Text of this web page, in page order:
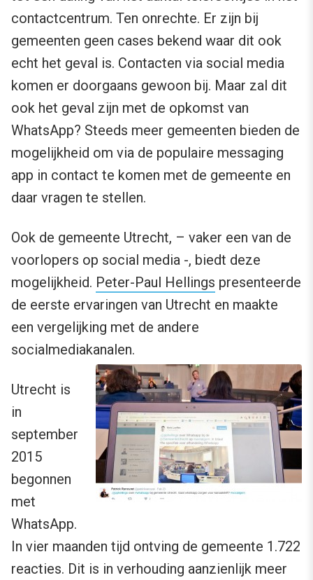
contactcentrum. Ten onrechte. Er zijn bij
gemeenten geen cases bekend waar dit ook
echt het geval is. Contacten via social media
komen er doorgaans gewoon bij. Maar zal dit
ook het geval zijn met de opkomst van
WhatsApp? Steeds meer gemeenten bieden de
mogelijkheid om via de populaire messaging
app in contact te komen met de gemeente en
daar vragen te stellen.
Ook de gemeente Utrecht, – vaker een van de
voorlopers op social media -, biedt deze
mogelijkheid. Peter-Paul Hellings presenteerde
de eerste ervaringen van Utrecht en maakte
een vergelijking met de andere
socialmediakanalen.
Utrecht is
in
september
2015
begonnen
met
WhatsApp.
In vier maanden tijd ontving de gemeente 1.722
reacties. Dit is in verhouding aanzienlijk meer